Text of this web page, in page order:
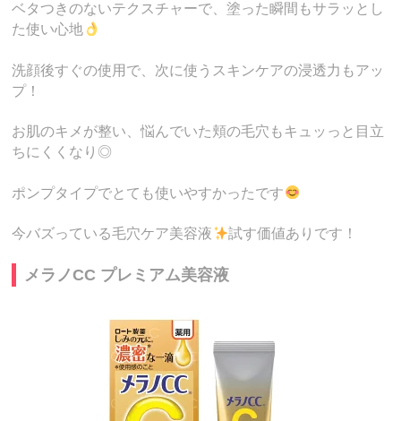
ベタつきのないテクスチャーで、塗った瞬間もサラッとし
た使い心地
洗顔後すぐの使用で、次に使うスキンケアの浸透力もアッ
プ！
お肌のキメが整い、悩んでいた頬の毛穴もキュッっと目立
ちにくくなり◎
ポンプタイプでとても使いやすかったです
今バズっている毛穴ケア美容液 試す価値ありです！
メラノCC プレミアム美容液